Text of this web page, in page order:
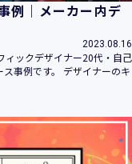
例｜メーカー内デ
2023.08.16
ィックデザイナー20代・自己
事例です。 デザイナーのキ